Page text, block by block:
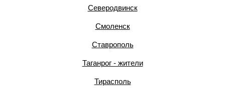
Северодвинск
Смоленск
Ставрополь
Таганрог - жители
Тирасполь